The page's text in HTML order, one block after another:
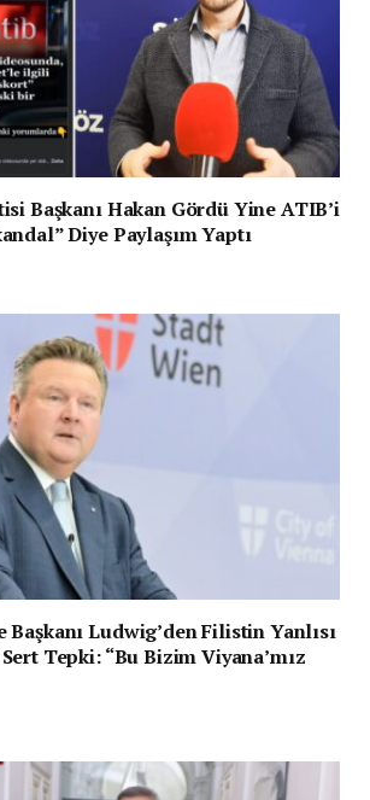
Başkanı Hakan Gördü Yine ATIB’i
Diye Paylaşım Yaptı
Başkanı Ludwig’den Filistin Yanlısı
Tepki: “Bu Bizim Viyana’mız